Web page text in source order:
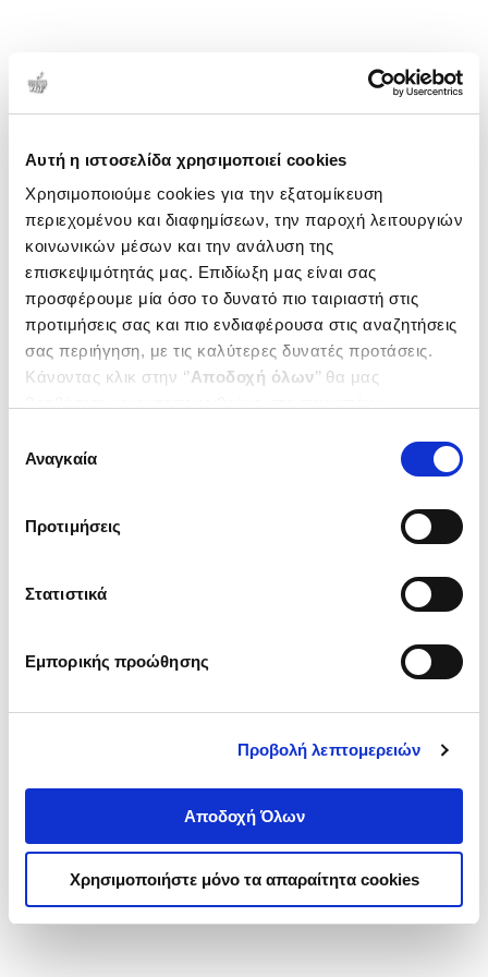
Αυτή η ιστοσελίδα χρησιμοποιεί cookies
Χρησιμοποιούμε cookies για την εξατομίκευση
περιεχομένου και διαφημίσεων, την παροχή λειτουργιών
κοινωνικών μέσων και την ανάλυση της
επισκεψιμότητάς μας. Επιδίωξη μας είναι σας
προσφέρουμε μία όσο το δυνατό πιο ταιριαστή στις
προτιμήσεις σας και πιο ενδιαφέρουσα στις αναζητήσεις
σας περιήγηση, με τις καλύτερες δυνατές προτάσεις.
Κάνοντας κλικ στην ‘’Αποδοχή όλων’’ θα μας
ενδιαφέρουν και να επιλέξετε από τα παρακάτω με την
΄΄και να ενημερωθείτε σχετικά με
συγκατάθεσης
Αναγκαία
Προτιμήσεις
Στατιστικά
Εμπορικής προώθησης
Προβολή λεπτομερειών
Αποδοχή Όλων
Χρησιμοποιήστε μόνο τα απαραίτητα cookies